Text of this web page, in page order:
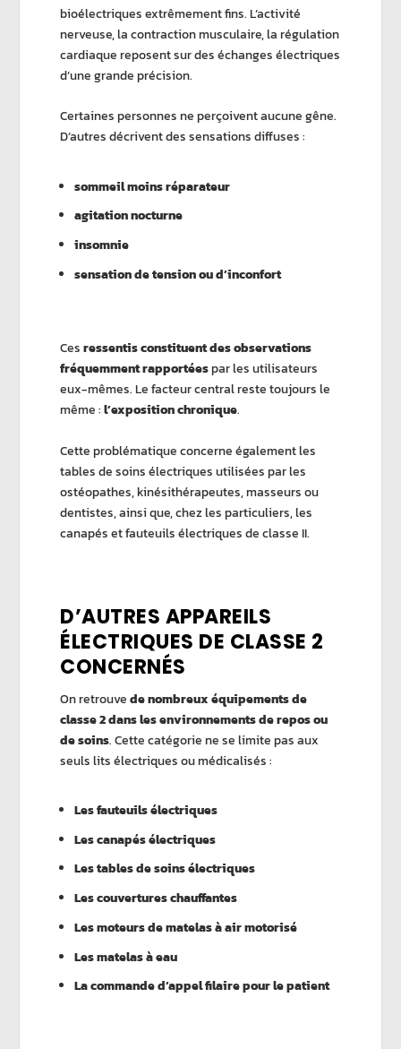
bioélectriques extrêmement fins. L’activité
nerveuse, la contraction musculaire, la régulation
cardiaque reposent sur des échanges électriques
d’une grande précision.
Certaines personnes ne perçoivent aucune gêne.
D’autres décrivent des sensations diffuses :
sommeil moins réparateur
agitation nocturne
insomnie
sensation de tension ou d’inconfort
Cesressentis constituent des observations
fréquemment rapportéespar les utilisateurs
eux-mêmes. Le facteur central reste toujours le
même :l’exposition chronique.
Cette problématique concerne également les
tables de soins électriques utilisées par les
ostéopathes, kinésithérapeutes, masseurs ou
dentistes, ainsi que, chez les particuliers, les
canapés et fauteuils électriques de classe II.
D’AUTRES APPAREILS
ÉLECTRIQUES DE CLASSE 2
CONCERNÉS
On retrouvede nombreux équipements de
classe 2 dans les environnements de repos ou
de soins. Cette catégorie ne se limite pas aux
seuls lits électriques ou médicalisés :
Les fauteuils électriques
Les canapés électriques
Les tables de soins électriques
Les couvertures chauffantes
Les moteurs de matelas à air motorisé
Les matelas à eau
La commande d’appel filaire pour le patient